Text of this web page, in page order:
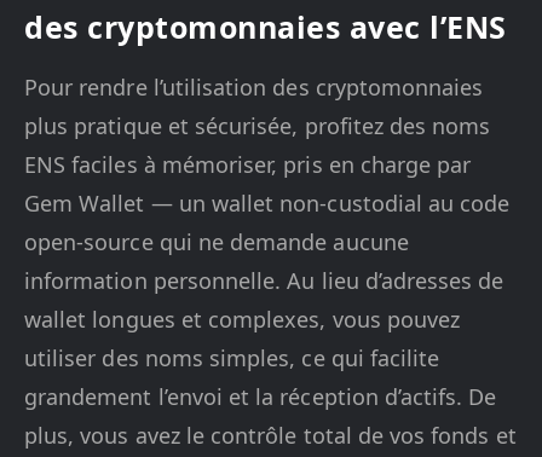
des cryptomonnaies avec l’ENS
Pour rendre l’utilisation des cryptomonnaies
plus pratique et sécurisée, profitez des noms
ENS faciles à mémoriser, pris en charge par
Gem Wallet — un wallet non-custodial au code
open-source qui ne demande aucune
information personnelle. Au lieu d’adresses de
wallet longues et complexes, vous pouvez
utiliser des noms simples, ce qui facilite
grandement l’envoi et la réception d’actifs. De
plus, vous avez le contrôle total de vos fonds et